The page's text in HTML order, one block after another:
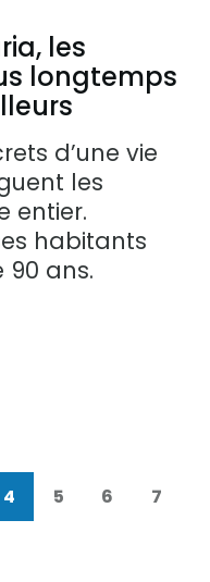
les
longtemps
d’une vie
les
entier.
habitants
ans.
Page
4
Page
5
Page
6
Page
7